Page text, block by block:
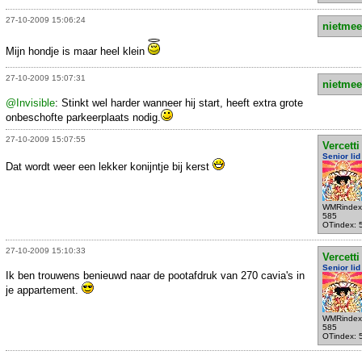
27-10-2009 15:06:24
Mijn hondje is maar heel klein
27-10-2009 15:07:31
@Invisible: Stinkt wel harder wanneer hij start, heeft extra grote
onbeschofte parkeerplaats nodig.
27-10-2009 15:07:55
Vercetti
Senior lid
585
OTindex:
Dat wordt weer een lekker konijntje bij kerst
27-10-2009 15:10:33
Vercetti
Senior lid
585
OTindex:
Ik ben trouwens benieuwd naar de pootafdruk van 270 cavia's in
je appartement.